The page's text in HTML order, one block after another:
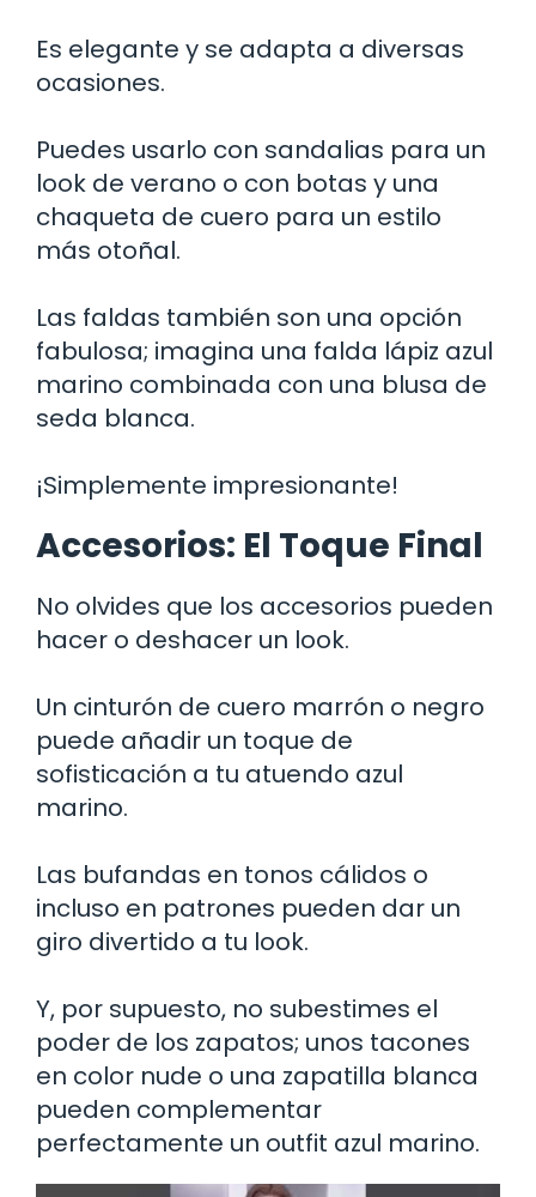
Es elegante y se adapta a diversas
ocasiones.
Puedes usarlo con sandalias para un
look de verano o con botas y una
chaqueta de cuero para un estilo
más otoñal.
Las faldas también son una opción
fabulosa; imagina una falda lápiz azul
marino combinada con una blusa de
seda blanca.
¡Simplemente impresionante!
Accesorios: El Toque Final
No olvides que los accesorios pueden
hacer o deshacer un look.
Un cinturón de cuero marrón o negro
puede añadir un toque de
sofisticación a tu atuendo azul
marino.
Las bufandas en tonos cálidos o
incluso en patrones pueden dar un
giro divertido a tu look.
Y, por supuesto, no subestimes el
poder de los zapatos; unos tacones
en color nude o una zapatilla blanca
pueden complementar
perfectamente un outfit azul marino.